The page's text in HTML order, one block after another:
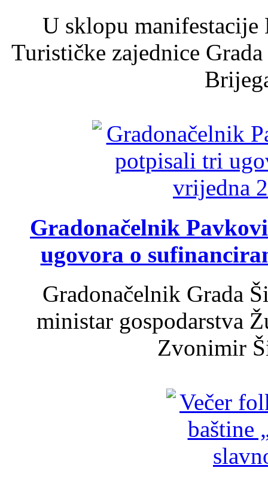
U sklopu
Turističke zajednice
Gradonačelnik
ugovora o
Gradonačelnik Grada
ministar gospodarstva
Zvonimir